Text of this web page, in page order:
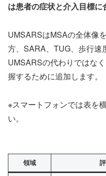
は患者の症状と介入目標に
UMSARSはMSAの全体像
方、SARA、TUG、歩行速
UMSARSの代わりではな
握するために追加します。
※スマートフォンでは表を
い。
領域